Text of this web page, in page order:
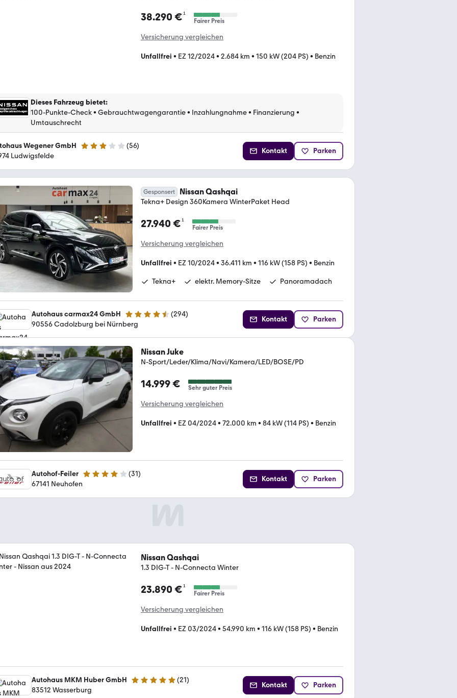
38.290 €¹
Fairer Preis
Versicherung vergleichen
Unfallfrei • EZ 12/2024• 2.684 km • 150 kW (204 PS) • Benzin
Dieses Fahrzeug bietet:
100-Punkte-Check• Gebrauchtwagengarantie• Inzahlungnahme• Finanzierung •
Umtauschrecht
Wegener GmbH 3 Sterne (56)
Ludwigsfelde
Kontakt Parken
Gesponsert Nissan Qashqai
Tekna+ Design 360Kamera WinterPaket Head
27.940 €¹
Fairer Preis
Versicherung vergleichen
Unfallfrei • EZ 10/2024• 36.411 km • 116 kW (158 PS) • Benzin
Tekna+ elektr. Memory-Sitze Panoramadach
Autohaus carmax24 GmbH 4.7 Sterne (294)
90556 Cadolzburg bei Nürnberg
Kontakt Parken
Nissan Juke
N-Sport/Leder/Klima/Navi/Kamera/LED/BOSE/PD
14.999 € Sehr guter Preis
Versicherung vergleichen
Unfallfrei • EZ 04/2024• 72.000 km • 84 kW (114 PS) • Benzin
Autohof-Feiler 3.8 Sterne (31)
67141 Neuhofen
Kontakt Parken
Nissan Qashqai
1.3 DIG-T - N-Connecta Winter
23.890 €¹
Fairer Preis
Versicherung vergleichen
Unfallfrei • EZ 03/2024• 54.990 km • 116 kW (158 PS) • Benzin
Autohaus MKM Huber GmbH 5 Sterne (21)
83512 Wasserburg
Kontakt Parken